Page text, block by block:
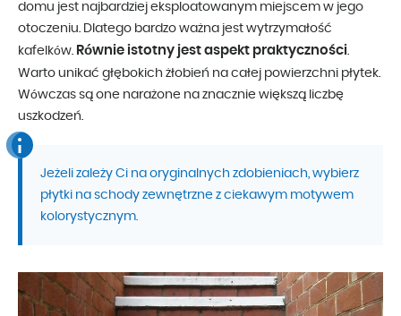
domu jest najbardziej eksploatowanym miejscem w jego
otoczeniu. Dlatego bardzo ważna jest wytrzymałość
kafelków. Równie istotny jest aspekt praktyczności
Warto unikać głębokich żłobień na całej powierzchni płytek.
Wówczas są one narażone na znacznie większą liczbę
uszkodzeń.
Jeżeli zależy Ci na oryginalnych zdobieniach, wybierz
płytki na schody zewnętrzne z ciekawym motywem
kolorystycznym.